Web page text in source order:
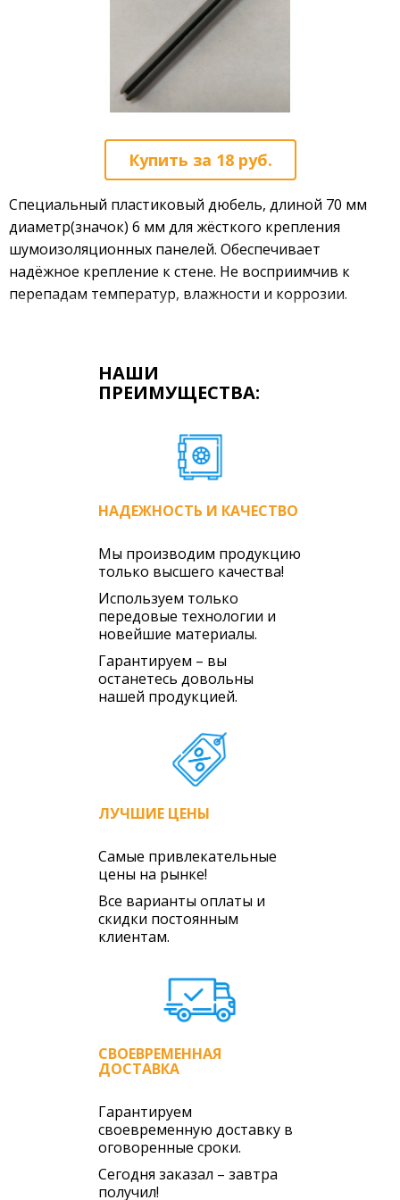
Теплоизоляционные панели для фасада
Панели звукоизоляционные
Звукоизоляционные панели с ВЭМ
Звукоизоляционные панели для пола
Звукоизоляционные панели для стен
Купола
Лежаки
Сидушки
Поддоны
Панели для бассейна
Блоки и сэндвич панели
Сэндвич панель «Делюкс» XPS+SML
Сэндвич панель «Делюкс» DL+SML
Сэндвич панель «Делюкс» DL+OSB
Сэндвич панель «Делюкс» SML+XPS+SML
Комплектующие
Алюминиевые профили
Гидроизолирующие составы
Направляющие детали
Сетки (штукатурные, строительные)
Элементы крепежа
info@paneldelux.ru
+7 (499) 444-59-34
+7 (903) 752-66-20
+7 (915) 001-51-25
Обратная связь
Купить за 18 руб.
Специальный пластиковый дюбель, длиной 70 мм
диаметр(значок) 6 мм для жёсткого крепления
шумоизоляционных панелей. Обеспечивает
надёжное крепление к стене. Не восприимчив к
перепадам температур, влажности и коррозии.
НАШИ
ПРЕИМУЩЕСТВА:
НАДЕЖНОСТЬ И КАЧЕСТВО
Мы производим продукцию
только высшего качества!
Используем только
передовые технологии и
новейшие материалы.
Гарантируем – вы
останетесь довольны
нашей продукцией.
ЛУЧШИЕ ЦЕНЫ
Самые привлекательные
цены на рынке!
Все варианты оплаты и
скидки постоянным
клиентам.
СВОЕВРЕМЕННАЯ
ДОСТАВКА
Гарантируем
своевременную доставку в
оговоренные сроки.
Сегодня заказал – завтра
получил!